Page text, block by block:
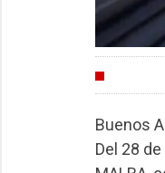
Buenos
Del 28